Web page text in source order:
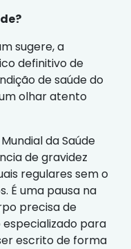
sugere, a
definitivo de
de saúde do
olhar atento
da Saúde
de gravidez
regulares sem o
É uma pausa na
precisa de
para
escrito de forma